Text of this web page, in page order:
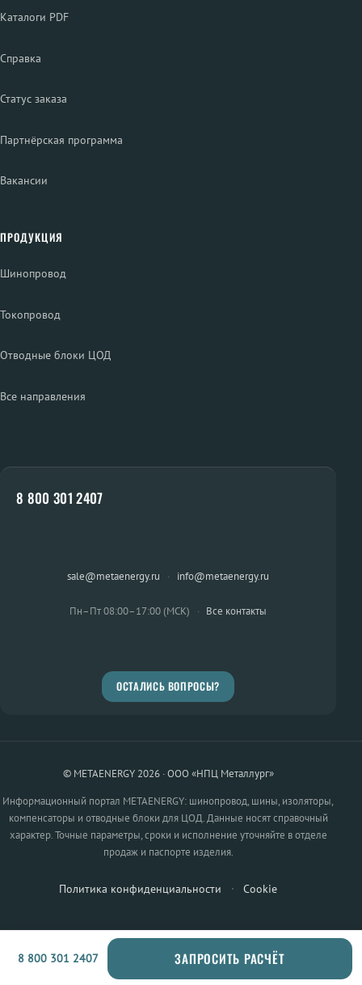
Каталоги PDF
Справка
Статус заказа
Партнёрская программа
Вакансии
ПРОДУКЦИЯ
Шинопровод
Токопровод
Отводные блоки ЦОД
Все направления
8 800 301 2407
sale@metaenergy.ru · info@metaenergy.ru
Пн–Пт 08:00–17:00 (МСК) · Все контакты
ОСТАЛИСЬ ВОПРОСЫ?
© METAENERGY 2026 · ООО «НПЦ Металлург»
Информационный портал METAENERGY: шинопровод, шины, изоляторы,
компенсаторы и отводные блоки для ЦОД. Данные носят справочный
характер. Точные параметры, сроки и исполнение уточняйте в отделе
продаж и паспорте изделия.
Политика конфиденциальности · Cookie
8 800 301 2407 ЗАПРОСИТЬ РАСЧЁТ